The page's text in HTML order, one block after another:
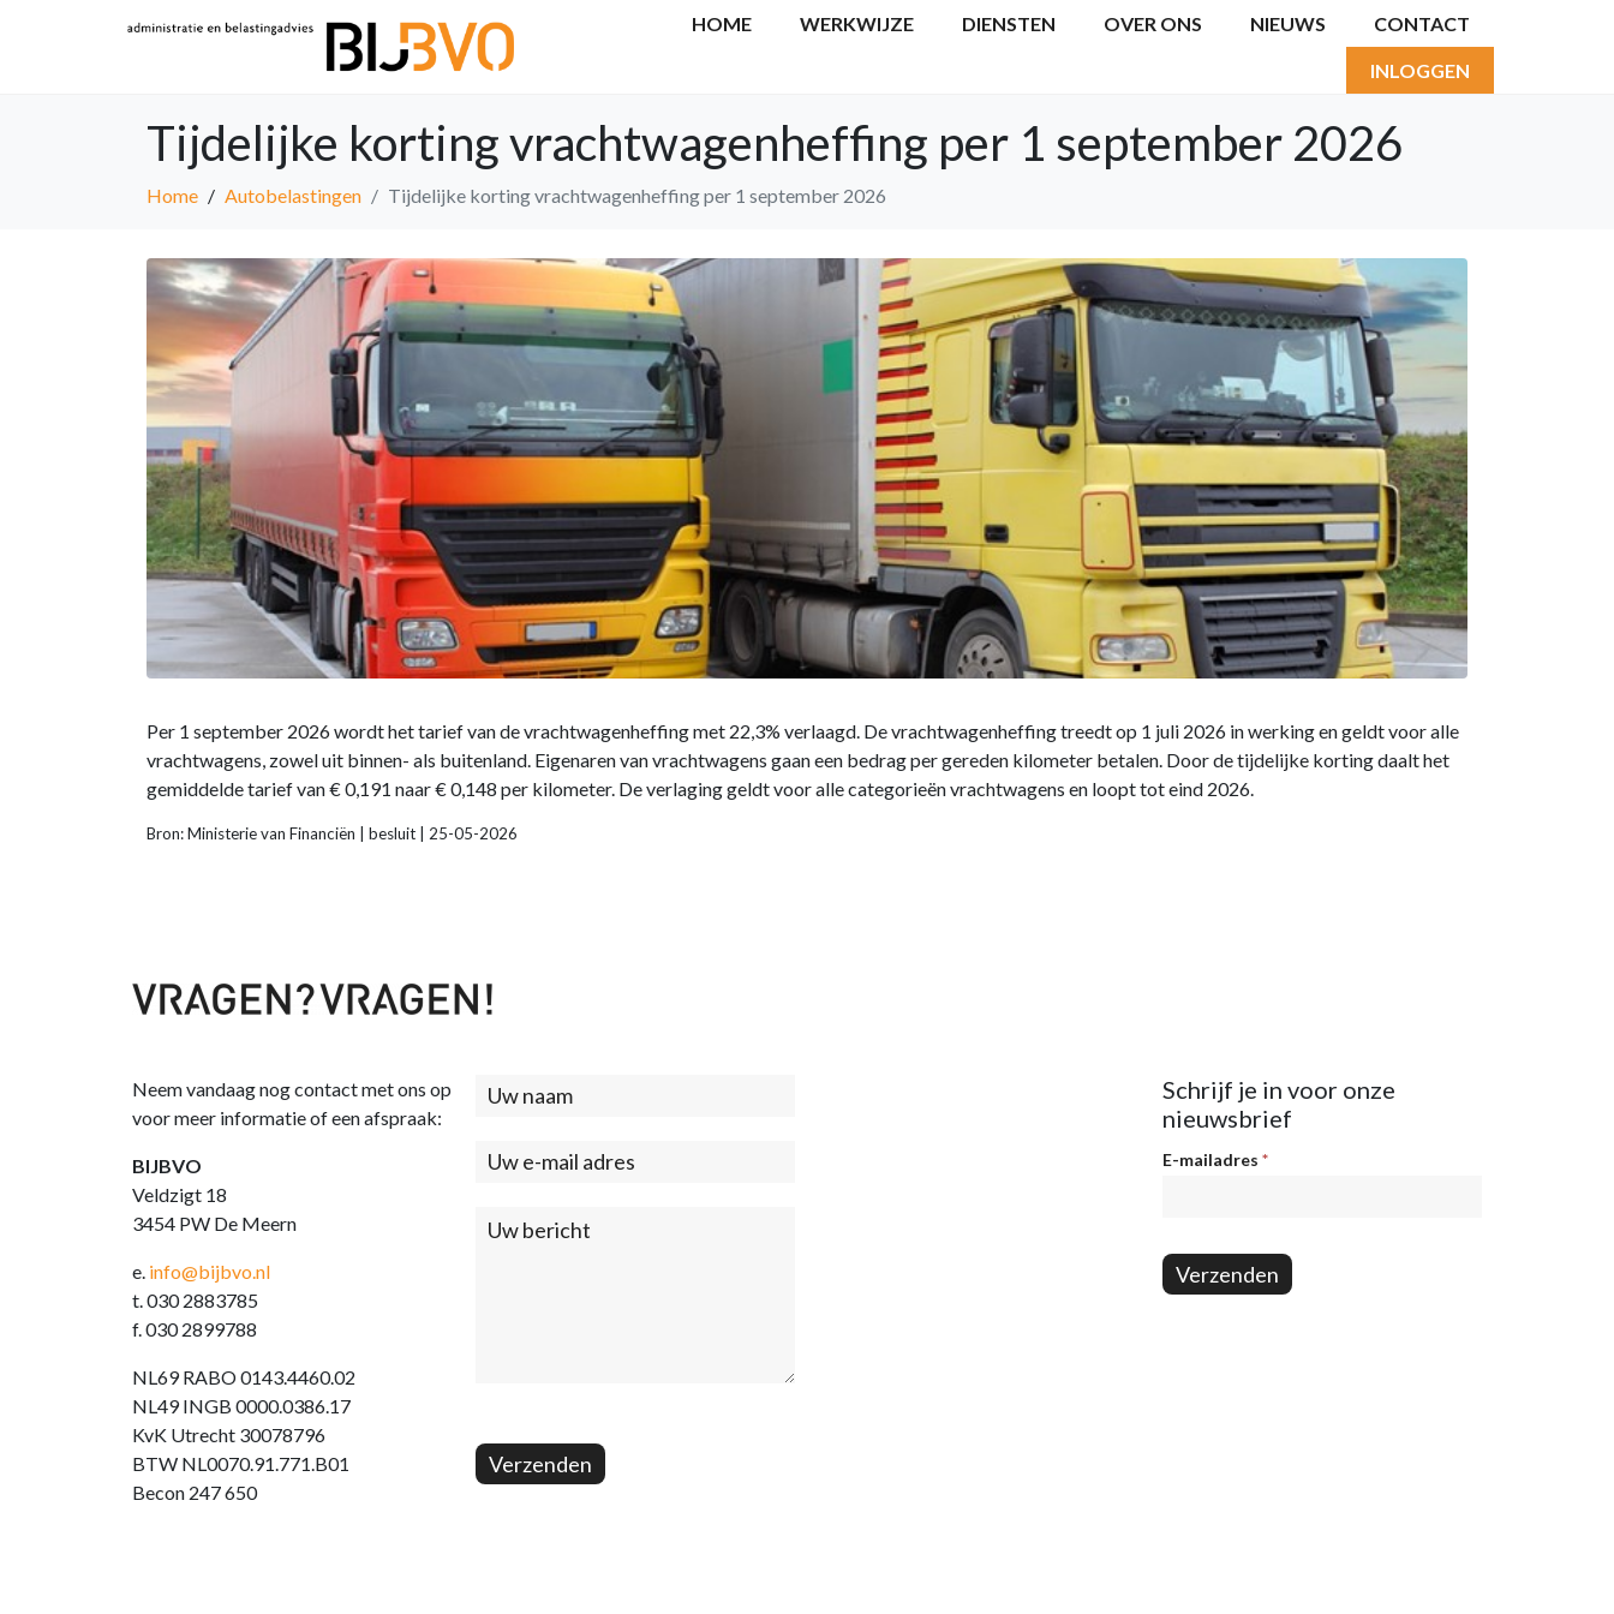
HOME WERKWIJZE DIENSTEN OVER ONS NIEUWS CONTACT
INLOGGEN
Tijdelijke korting vrachtwagenheffing per 1 september 2026
Home Autobelastingen Tijdelijke korting vrachtwagenheffing per 1 september 2026
Per 1 september 2026 wordt het tarief van de vrachtwagenheffing met 22,3% verlaagd. De vrachtwagenheffing treedt op 1 juli 2026 in werking en geldt voor alle
vrachtwagens, zowel uit binnen- als buitenland. Eigenaren van vrachtwagens gaan een bedrag per gereden kilometer betalen. Door de tijdelijke korting daalt het
gemiddelde tarief van € 0,191 naar € 0,148 per kilometer. De verlaging geldt voor alle categorieën vrachtwagens en loopt tot eind 2026.
Bron: Ministerie van Financiën | besluit | 25-05-2026
Neem vandaag nog contact met ons op
voor meer informatie of een afspraak:
BIJBVO
Veldzigt 18
3454 PW De Meern
e. info@bijbvo.nl
t. 030 2883785
f. 030 2899788
NL69 RABO 0143.4460.02
NL49 INGB 0000.0386.17
KvK Utrecht 30078796
BTW NL0070.91.771.B01
Becon 247 650
Contact
Verzenden
Schrijf je in voor onze
nieuwsbrief
Nieuwsbrief
E-mailadres *
Verzenden